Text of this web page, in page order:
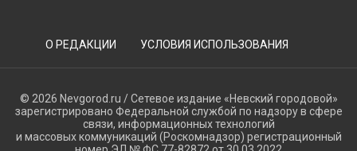
О РЕДАКЦИИ УСЛОВИЯ ИСПОЛЬЗОВАНИЯ
© 2026 Nevgorod.ru / Сетевое издание «Невский городовой»
зарегистрировано Федеральной службой по надзору в сфере
связи, информационных технологий
и массовых коммуникаций (Роскомнадзор) регистрационный